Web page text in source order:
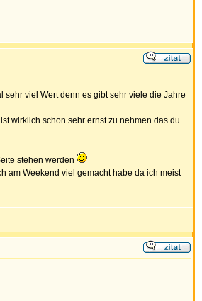
sehr viel Wert denn es gibt sehr viele die Jahre
wirklich schon sehr ernst zu nehmen das du
stehen werden
am Weekend viel gemacht habe da ich meist